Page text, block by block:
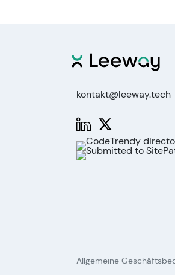
kontakt@leeway.tech
Allgemeine